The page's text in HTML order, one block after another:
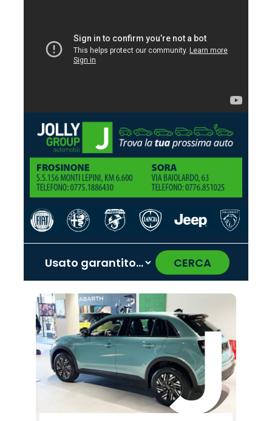
CERCA
Promo
Alfa
Romeo
Promo
Omoda
Promo
Fiat
Promo
Lancia
Promo
Seat
Promo
Peugeot
Promo
Hyundai
Promo
Citroën
Promo
Abarth
Promo
Cupra
Promo
Jaecoo
Promo
Jeep
Promo
Land
Rover
Promo
Mazda
Promo
Opel
‹ ›